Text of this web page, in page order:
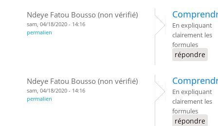
Ndeye Fatou Bousso (non vérifié)
sam, 04/18/2020 - 14:16
permalien
En expliquant
clairement les
formules
répondre
Ndeye Fatou Bousso (non vérifié)
sam, 04/18/2020 - 14:16
permalien
En expliquant
clairement les
formules
répondre